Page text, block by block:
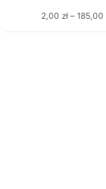
2,00 zł – 185,00